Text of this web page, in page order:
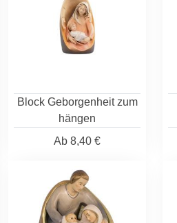
Block Geborgenheit zum
hängen
Ab 8,40 €